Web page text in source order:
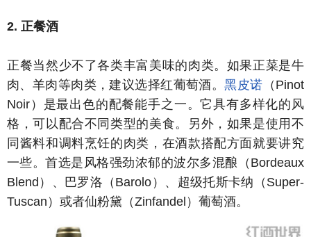
2. 正餐酒
正餐当然少不了各类丰富美味的肉类。如果正菜是牛
肉、羊肉等肉类，建议选择红葡萄酒。黑皮诺 （Pinot
Noir）是最出色的配餐能手之一。它具有多样化的风
格，可以配合不同类型的美食。另外，如果是使用不
同酱料和调料烹饪的肉类，在酒款搭配方面就要讲究
一些。首选是风格强劲浓郁的波尔多混酿（Bordeaux
Blend）、巴罗洛（Barolo）、超级托斯卡纳（Super-
Tuscan）或者仙粉黛（Zinfandel）葡萄酒。